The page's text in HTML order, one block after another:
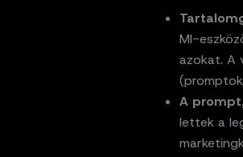
MI-
azokat. A
A
lettek a